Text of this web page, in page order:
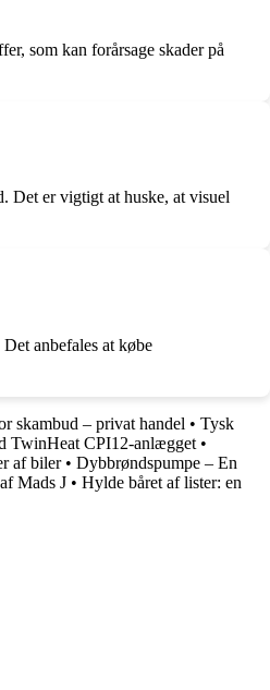
som kan forårsage skader på
Det er vigtigt at huske, at visuel
anbefales at købe
skambud – privat handel • Tysk
TwinHeat CPI12-anlægget •
af biler• Dybbrøndspumpe – En
Mads J • Hylde båret af lister: en